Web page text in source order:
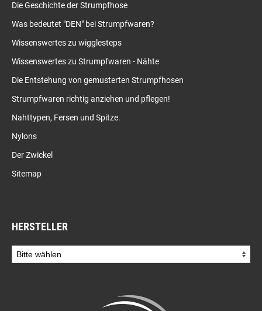
Die Geschichte der Strumpfhose
Was bedeutet "DEN" bei Strumpfwaren?
Wissenswertes zu wigglesteps
Wissenswertes zu Strumpfwaren - Nähte
Die Entstehung von gemusterten Strumpfhosen
Strumpfwaren richtig anziehen und pflegen!
Nahttypen, Fersen und Spitze.
Nylons
Der Zwickel
Sitemap
HERSTELLER